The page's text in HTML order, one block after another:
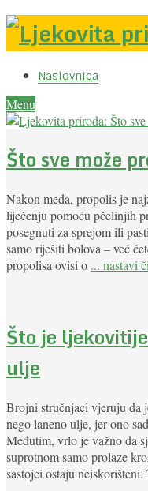
Naslovnica
Menu
Što sve može
Nakon meda, propolis je
liječenju pomoću pčelinjih
posegnuti za sprejom ili
samo riješiti bolova – već
propolisa ovisi o ... nastavi
Što je
ulje
Brojni stručnjaci vjeruju da
nego laneno ulje, jer ono
Međutim, vrlo je važno da
suprotnom samo prolaze
sastojci ostaju